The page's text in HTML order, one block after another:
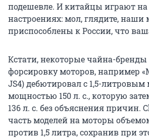
подешевле. И китайцы играют на
настроениях: мол, глядите,
приспособлены к России, что
Кстати, некоторые чайна-
форсировку моторов, например
JS4) дебютировал с 1,5-
мощностью 150 л. с., которую
136 л. с. без объяснения причин.
часть моделей на моторы
против 1,5 литра, сохранив при